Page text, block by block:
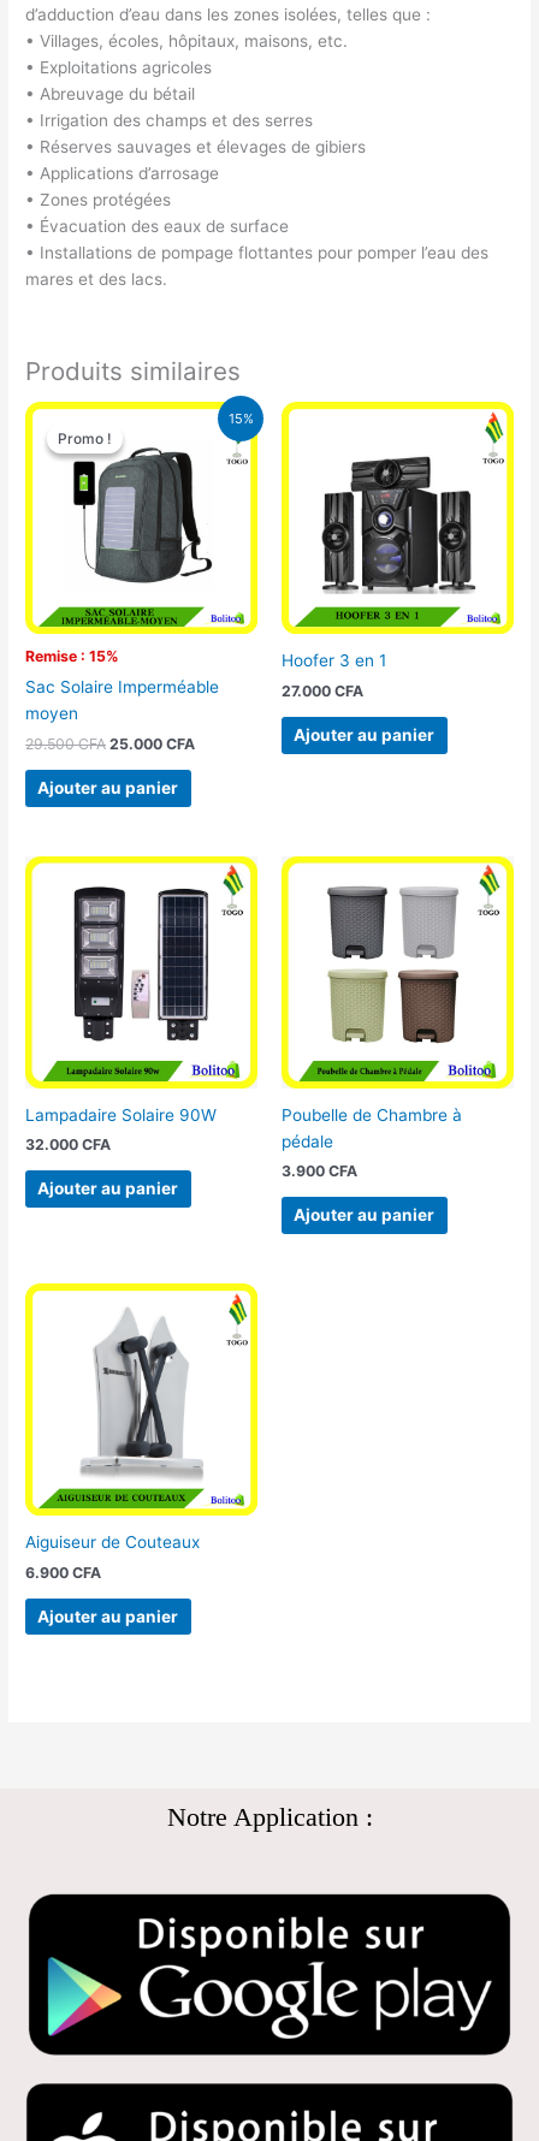
d’adduction d’eau dans les zones isolées, telles que :
• Villages, écoles, hôpitaux, maisons, etc.
• Exploitations agricoles
• Abreuvage du bétail
• Irrigation des champs et des serres
• Réserves sauvages et élevages de gibiers
• Applications d’arrosage
• Zones protégées
• Évacuation des eaux de surface
• Installations de pompage flottantes pour pomper l’eau des
mares et des lacs.
Produits similaires
15%
Promo !
Remise : 15%
Promo !
Sac Solaire Imperméable
moyen
29.500CFA
Le
prix
initial
était :
29.500 CFA.
25.000CFA
Le
prix
actuel
Ajouter au panier
Hoofer 3 en 1
27.000 CFA
Ajouter au panier
Lampadaire Solaire 90W
32.000CFA
Ajouter au panier
Poubelle de Chambre à
pédale
3.900 CFA
Ajouter au panier
Aiguiseur de Couteaux
6.900CFA
Ajouter au panier
Notre Application :